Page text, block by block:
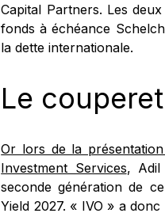
Capital Partners. Les
fonds à échéance
la dette internationale.
Le
Or lors de la
Investment Services, Adil
seconde génération de
Yield 2027. « IVO » a